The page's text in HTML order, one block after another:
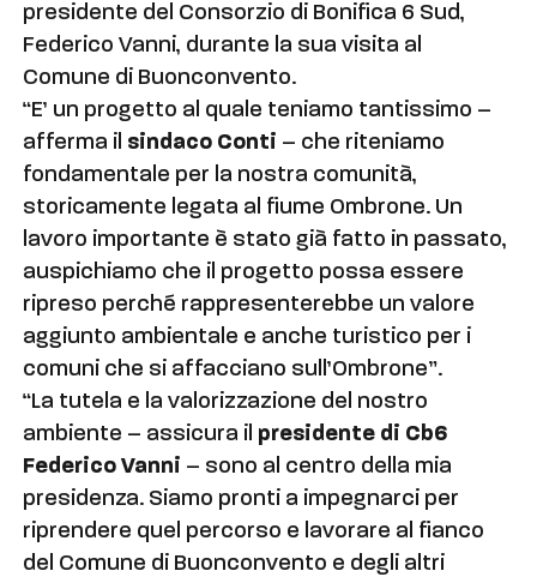
presidente del Consorzio di Bonifica 6 Sud,
Federico Vanni, durante la sua visita al
Comune di Buonconvento.
“E’ un progetto al quale teniamo tantissimo –
afferma il sindaco Conti – che riteniamo
fondamentale per la nostra comunità,
storicamente legata al fiume Ombrone. Un
lavoro importante è stato già fatto in passato,
auspichiamo che il progetto possa essere
ripreso perché rappresenterebbe un valore
aggiunto ambientale e anche turistico per i
comuni che si affacciano sull’Ombrone”.
“La tutela e la valorizzazione del nostro
ambiente – assicura il presidente di Cb6
Federico Vanni – sono al centro della mia
presidenza. Siamo pronti a impegnarci per
riprendere quel percorso e lavorare al fianco
del Comune di Buonconvento e degli altri